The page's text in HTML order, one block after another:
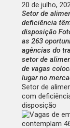
20 de julho,
Setor de
deficiência
disposição
as 263
agências do
setor de
de vagas
lugar no
Setor de
com
disposição